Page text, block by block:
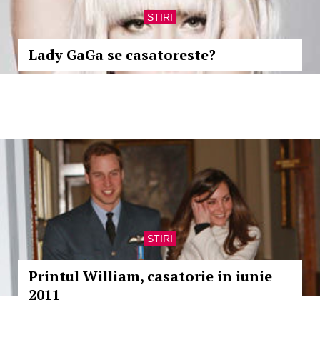
STIRI
Lady GaGa se casatoreste?
STIRI
Printul William, casatorie in iunie
2011